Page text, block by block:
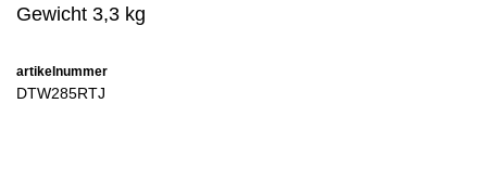
Gewicht 3,3 kg
artikelnummer
DTW285RTJ